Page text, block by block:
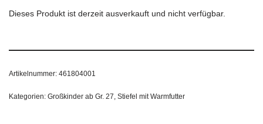
Dieses Produkt ist derzeit ausverkauft und nicht verfügbar.
Artikelnummer: 461804001
Kategorien: Großkinder ab Gr. 27 Stiefel mit Warmfutter